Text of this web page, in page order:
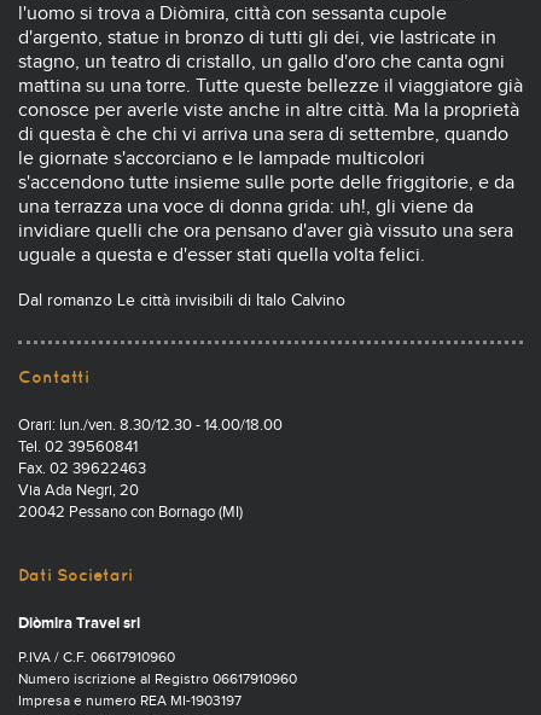
l'uomo si trova a Diòmira, città con sessanta cupole
d'argento, statue in bronzo di tutti gli dei, vie lastricate in
stagno, un teatro di cristallo, un gallo d'oro che canta ogni
mattina su una torre. Tutte queste bellezze il viaggiatore già
conosce per averle viste anche in altre città. Ma la proprietà
di questa è che chi vi arriva una sera di settembre, quando
le giornate s'accorciano e le lampade multicolori
s'accendono tutte insieme sulle porte delle friggitorie, e da
una terrazza una voce di donna grida: uh!, gli viene da
invidiare quelli che ora pensano d'aver già vissuto una sera
uguale a questa e d'esser stati quella volta felici.
Dal romanzo Le città invisibili di Italo Calvino
Contatti
Orari: lun./ven. 8.30/12.30 - 14.00/18.00
Tel. 02 39560841
Fax. 02 39622463
Via Ada Negri, 20
20042 Pessano con Bornago (MI)
Dati Societari
Diòmira Travel srl
P.IVA / C.F. 06617910960
Numero iscrizione al Registro 06617910960
Impresa e numero REA MI-1903197